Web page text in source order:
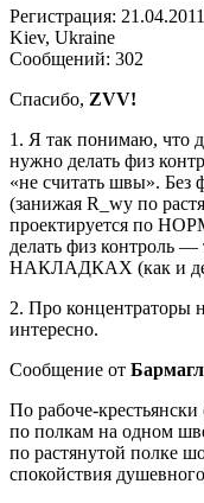
Регистрация: 21.04.2011
Kiev, Ukraine
Сообщений: 302
Спасибо, ZVV!
1. Я так понимаю, что
нужно делать физ
«не считать швы». Без
(занижая R_wy по
проектируется по
делать физ контроль
НАКЛАДКАХ (как и
2. Про концентраторы
интересно.
Сообщение от
По рабоче-
по полкам на одном
по растянутой полке
спокойствия